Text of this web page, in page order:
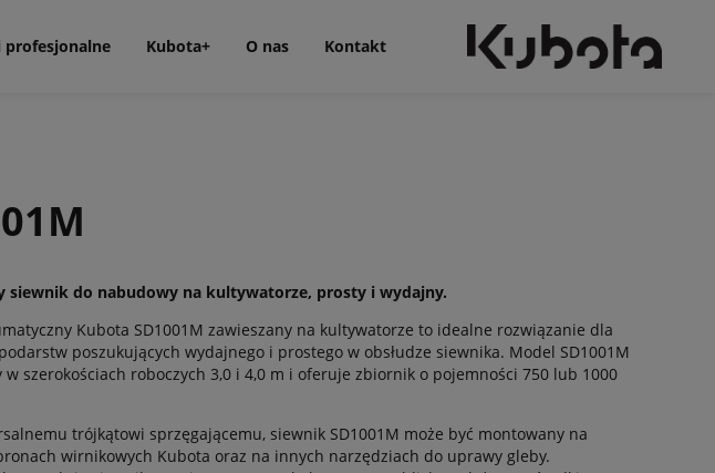
Kubota+ O nas Kontakt
siewnik do nabudowy na kultywatorze, prosty i wydajny.
Kubota SD1001M zawieszany na kultywatorze to idealne rozwiązanie dla
poszukujących wydajnego i prostego w obsłudze siewnika. Model SD1001M
w szerokościach roboczych 3,0 i 4,0 m i oferuje zbiornik o pojemności 750 lub 1000
trójkątowi sprzęgającemu, siewnik SD1001M może być montowany na
wirnikowych Kubota oraz na innych narzędziach do uprawy gleby.